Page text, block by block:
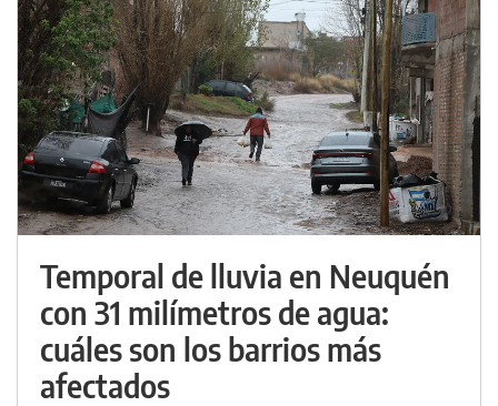
Temporal de lluvia en Neuquén
con 31 milímetros de agua:
cuáles son los barrios más
afectados